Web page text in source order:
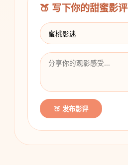
🍑 写下你的甜蜜影评
🍑 发布影评